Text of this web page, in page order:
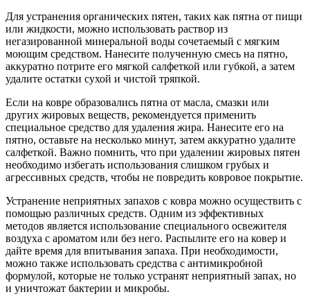
Для устранения органических пятен, таких как пятна от пищи
или жидкости, можно использовать раствор из
негазированной минеральной воды сочетаемый с мягким
моющим средством. Нанесите полученную смесь на пятно,
аккуратно потрите его мягкой салфеткой или губкой, а затем
удалите остатки сухой и чистой тряпкой.
Если на ковре образовались пятна от масла, смазки или
других жировых веществ, рекомендуется применить
специальное средство для удаления жира. Нанесите его на
пятно, оставьте на несколько минут, затем аккуратно удалите
салфеткой. Важно помнить, что при удалении жировых пятен
необходимо избегать использования слишком грубых и
агрессивных средств, чтобы не повредить ковровое покрытие.
Устранение неприятных запахов с ковра можно осуществить с
помощью различных средств. Одним из эффективных
методов является использование специального освежителя
воздуха с ароматом или без него. Распылите его на ковер и
дайте время для впитывания запаха. При необходимости,
можно также использовать средства с антимикробной
формулой, которые не только устранят неприятный запах, но
и уничтожат бактерии и микробы.